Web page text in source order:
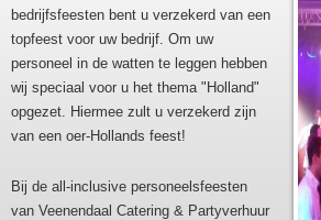
bedrijfsfeesten bent u verzekerd van een
topfeest voor uw bedrijf. Om uw
personeel in de watten te leggen hebben
wij speciaal voor u het thema "Holland"
opgezet. Hiermee zult u verzekerd zijn
van een oer-Hollands feest!
Bij de all-inclusive personeelsfeesten
van Veenendaal Catering & Partyverhuur